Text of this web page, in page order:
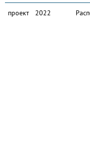
проект 2022